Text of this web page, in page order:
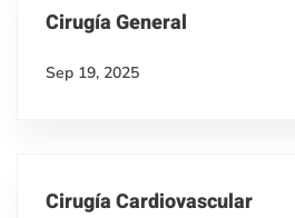
Cirugía General
Sep 19, 2025
Cirugía Cardiovascular